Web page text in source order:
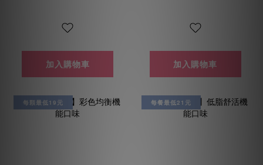
加入購物車 加入購物車
每顆最低19元 每餐最低21元